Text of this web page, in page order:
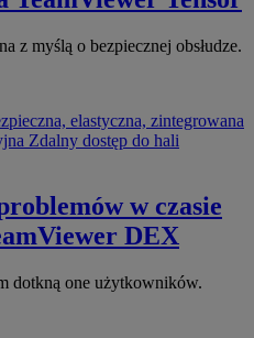
z myślą o bezpiecznej obsłudze.
elastyczna, zintegrowana
Zdalny dostęp do hali
w czasie
DEX
dotkną one użytkowników.